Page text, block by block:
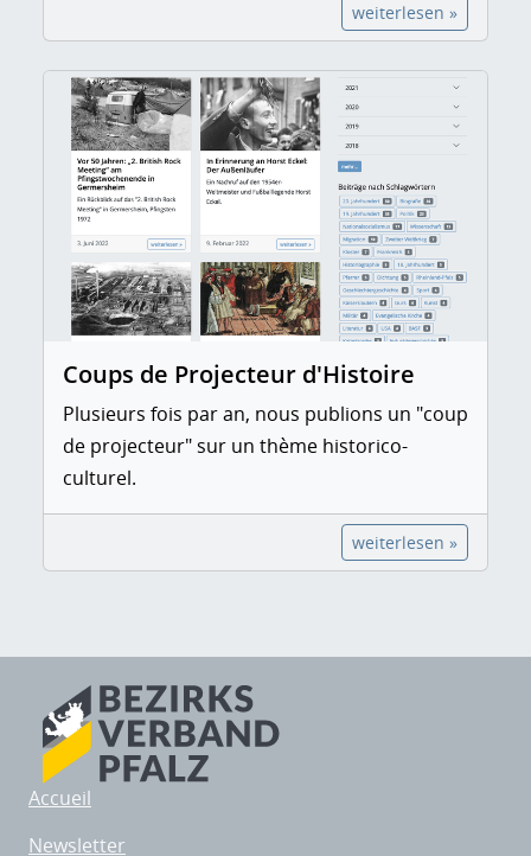
weiterlesen »
Coups de Projecteur d'Histoire
Plusieurs fois par an, nous publions un "coup
de projecteur" sur un thème historico-
culturel.
weiterlesen »
Accueil
Newsletter